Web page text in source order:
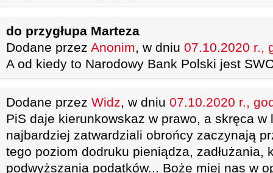
do przygłupa Marteza
Dodane przez Anonim, w dniu 07.10.2020 r.,
A od kiedy to Narodowy Bank Polski jest
Dodane przez Widz, w dniu 07.10.2020 r.,
PiS daje kierunkowskaz w prawo, a skręca w
najbardziej zatwardziali obrońcy zaczynają
tego poziom dodruku pieniądza, zadłużania,
podwyższania podatków... Boże miej nas w